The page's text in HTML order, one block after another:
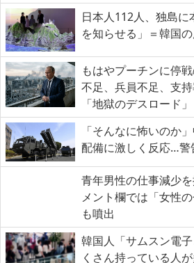
日本人112人、独島
を知らせる」＝韓国
もはやプーチンに停
不足、兵員不足、支
「地獄のデスロード」
「そんなに怖いのか
配備に激しく反応…警
青年男性の仕事減少
メント欄では「女性
も噴出
韓国人「サムスン電
くさん持っている人